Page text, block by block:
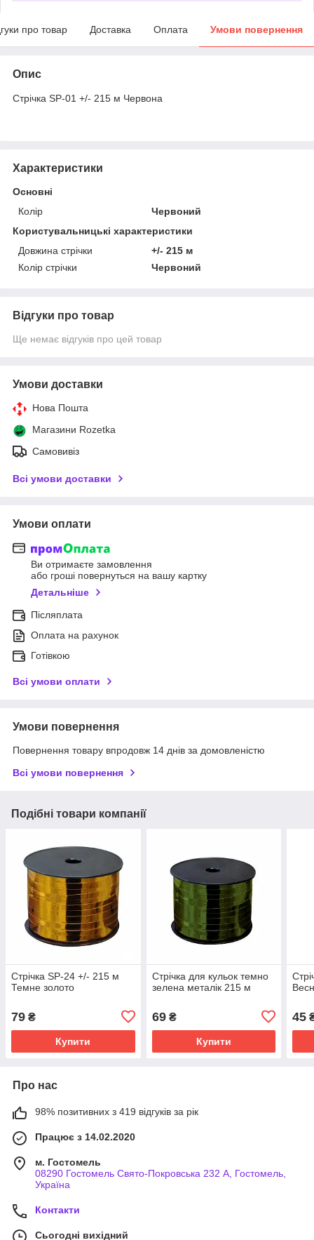
про товар Доставка Оплата Умови повернення
Опис
Стрічка SP-01 +/- 215 м Червона
Характеристики
Основні
Колір
Червоний
Користувальницькі характеристики
Довжина стрічки
+/- 215 м
Колір стрічки
Червоний
Відгуки про товар
Ще немає відгуків про цей товар
Умови доставки
Нова Пошта
Магазини Rozetka
Самовивіз
Всі умови доставки
Умови оплати
Ви отримаєте замовлення
або гроші повернуться на вашу картку
Детальніше
Післяплата
Оплата на рахунок
Готівкою
Всі умови оплати
Умови повернення
Повернення товару впродовж 14 днів за домовленістю
Всі умови повернення
Подібні товари компанії
Стрічка SP-24 +/- 215 м
Темне золото
79 ₴
Купити
Стрічка для кульок темно
зелена металік 215 м
69₴
Купити
45
Про нас
98% позитивних з 419 відгуків за рік
Працює з 14.02.2020
м. Гостомель
08290 Гостомель Свято-Покровська 232 А, Гостомель,
Україна
Контакти
Сьогодні вихідний